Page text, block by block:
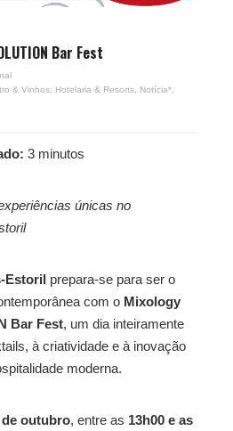
Bar Fest
& Vinhos Hotelaria & Resorts Notícia*
3 minutos
únicas no
Estoril prepara-se para ser o
com o Mixology
Bar Fest, um dia inteiramente
à criatividade e à inovação
moderna.
de outubro, entre as 13h00 e as